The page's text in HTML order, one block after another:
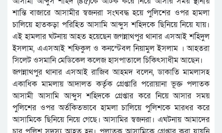
শান্তি বাজারে আসামীর স্বজনরা সংঘবদ্ধ হয়ে পুলিশের ওপর হামলা
চালিয়ে হাতকড়া পরিহিত আসামি আব্দুস শহিদকে ছিনিয়ে নিয়ে যায়।
এই হামলার ঘটনায় আহত হয়েছেন জগন্নাথপুর থানার এসআই শহিদুল
ইসলাম, এএসআই শফিকুল ও কনস্টেবল নিয়ামুল ইসলাম । আহতরা
সিলেট ওসমানি মেডিকেল কলেজ হাসপাতালে চিকিৎসাধীম আছেন।
জগন্নাথপুর থানার এসআই রাজিব আহমদ বলেন, ডাকাতি মামলাসহ
একাধিক মামলায় আদালত কর্তৃক গ্রেপ্তারি পরোয়ানা ভূক্ত পলাতক
আসামী আসামি আব্দুস শহিদকে গ্রেপ্তার করে নিয়ে আসার সময়
পুলিশের ওপর অর্তকিতভাবে হামলা চালিয়ে পুলিশকে মারধর করে
আসামিকে ছিনিয়ে নিয়ে গেছে। আসামির স্বজনরা। এঘটনায় আমাদের